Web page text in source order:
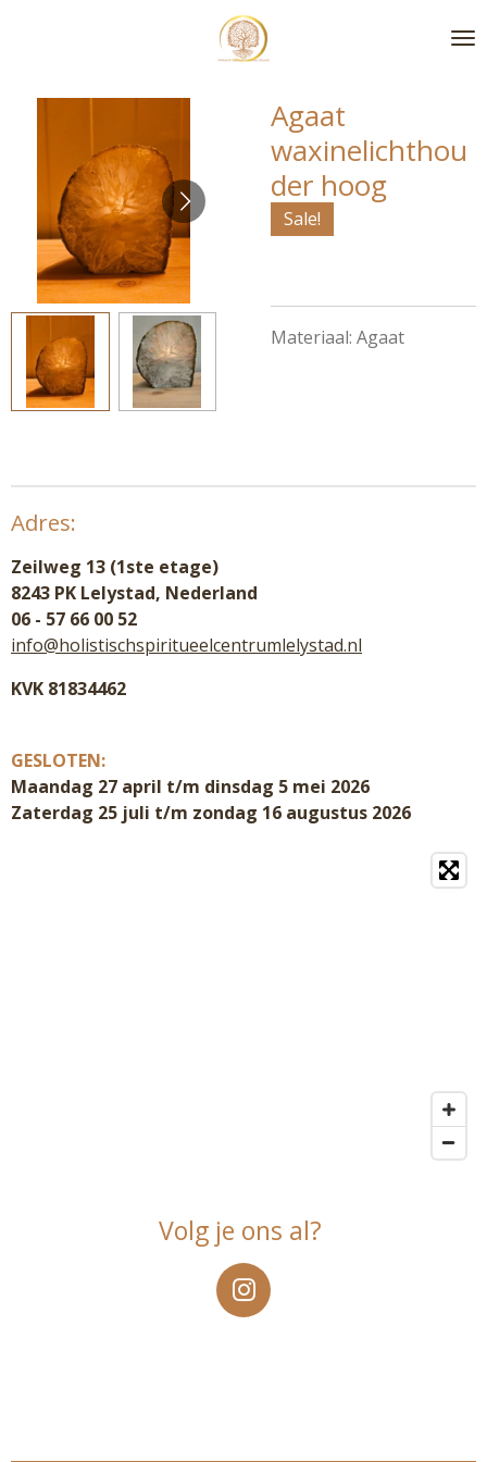
Agaat
waxinelichthou
der hoog
Sale!
Materiaal: Agaat
Adres:
Zeilweg 13 (1ste etage)
8243 PK Lelystad, Nederland
06 - 57 66 00 52
info@holistischspiritueelcentrumlelystad.nl
KVK 81834462
GESLOTEN:
Maandag 27 april t/m dinsdag 5 mei 2026
Zaterdag 25 juli t/m zondag 16 augustus 2026
Volg je ons al?
I
n